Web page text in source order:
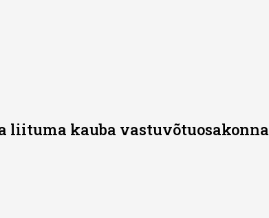
liituma kauba vastuvõtuosakonna